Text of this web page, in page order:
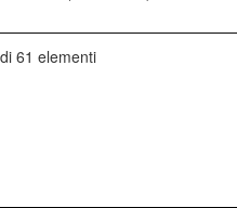
61 elementi